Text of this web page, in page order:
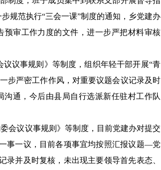
规范执行“三会一课”制度的通知，乡党建办
审工作力度的文件，进一步严把材料审核
议议事规则》等制度，组织年轻干部开展“青
步严密工作作风，对重要议题会议记录及时
通，今后由县局自行选派新任驻村工作队
会议议事规则》等制度，目前党建办对提交
事一议，目前各项事宜均按照汇报议题—党
并及时复核，未出现主要领导首先表态、